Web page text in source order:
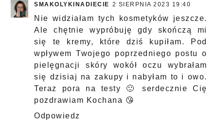
SMAKOLYKINADIECIE 2 SIERPNIA 2023 19:40
Nie widziałam tych kosmetyków jeszcze.
Ale chętnie wypróbuję gdy skończą mi
się te kremy, które dziś kupiłam. Pod
wpływem Twojego poprzedniego postu o
pielęgnacji skóry wokół oczu wybrałam
się dzisiaj na zakupy i nabyłam to i owo.
Teraz pora na testy 🙂 serdecznie Cię
pozdrawiam Kochana 😘
Odpowiedz